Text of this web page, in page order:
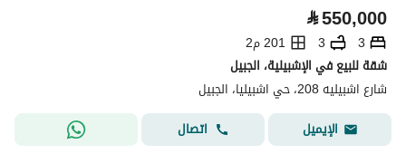
⃁550,000
3
3
201 م2
شقة للبيع في الإشبيلية، الجبيل
شارع اشبيليه 208، حي اشبيليا، الجبيل
الإيميل
اتصال